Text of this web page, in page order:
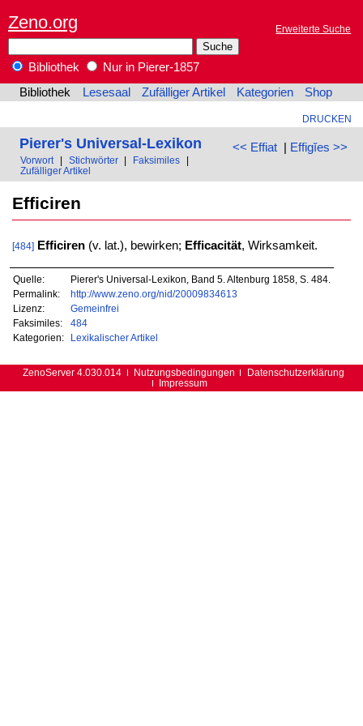
Zeno.org Erweiterte Suche
Bibliothek
Nur in Pierer-1857
Bibliothek
Lesesaal Zufälliger Artikel Kategorien Shop
DRUCKEN
<< Effiat| Effigĭes >>
Pierer's Universal-Lexikon
Vorwort Stichwörter Faksimiles
Zufälliger Artikel
Efficiren
[484] Efficiren(v. lat.), bewirken; Efficacität, Wirksamkeit.
Quelle:
Pierer's Universal-Lexikon, Band 5. Altenburg 1858, S. 484.
Permalink:
http://www.zeno.org/nid/20009834613
Lizenz:
Gemeinfrei
Faksimiles:
484
Kategorien:
Lexikalischer Artikel
ZenoServer 4.030.014 Nutzungsbedingungen
Datenschutzerklärung
Impressum